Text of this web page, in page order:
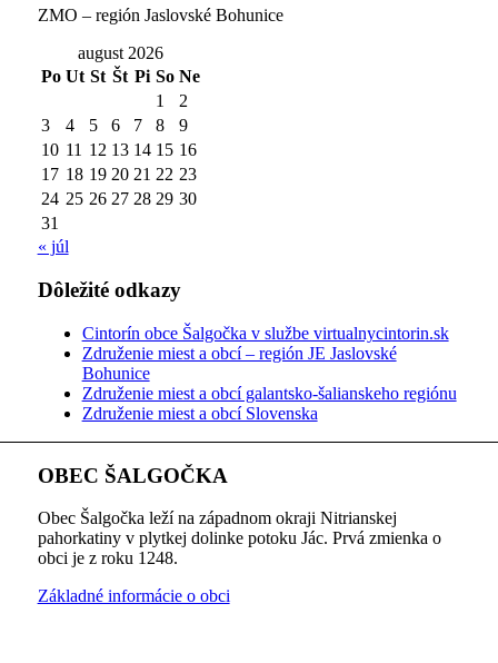
ZMO – región Jaslovské Bohunice
august 2026
Po Ut St Št Pi So Ne
1
2
3
4 5 6 7 8
9
10 11 12 13 14 15 16
17 18 19 20 21 22 23
24 25 26 27 28 29 30
31
« júl
Dôležité odkazy
Cintorín obce Šalgočka v službe virtualnycintorin.sk
Združenie miest a obcí – región JE Jaslovské
Bohunice
Združenie miest a obcí galantsko-šalianskeho regiónu
Združenie miest a obcí Slovenska
OBEC ŠALGOČKA
Obec Šalgočka leží na západnom okraji Nitrianskej
pahorkatiny v plytkej dolinke potoku Jác. Prvá zmienka o
obci je z roku 1248.
Základné informácie o obci